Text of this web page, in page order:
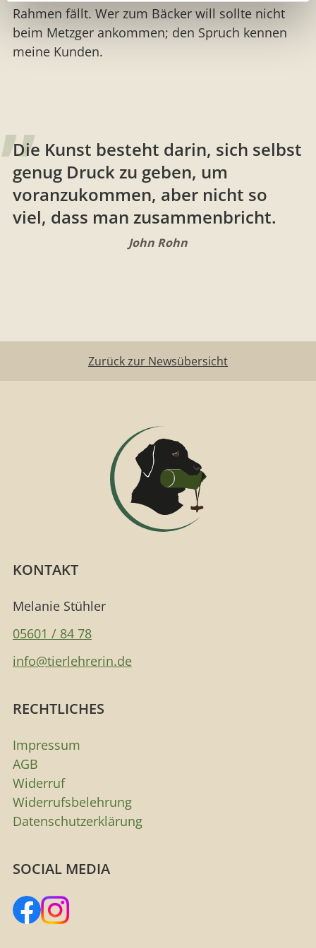
Rahmen fällt. Wer zum Bäcker will sollte nicht
beim Metzger ankommen; den Spruch kennen
meine Kunden.
Die Kunst besteht darin, sich selbst
genug Druck zu geben, um
voranzukommen, aber nicht so
viel, dass man zusammenbricht.
John Rohn
Zurück zur Newsübersicht
KONTAKT
Melanie Stühler
05601 / 84 78
info@tierlehrerin.de
RECHTLICHES
Impressum
AGB
Widerruf
Widerrufsbelehrung
Datenschutzerklärung
SOCIAL MEDIA